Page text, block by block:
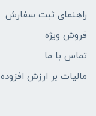
راهنمای ثبت سفارش
فروش ویژه
تماس با ما
مالیات بر ارزش افزوده